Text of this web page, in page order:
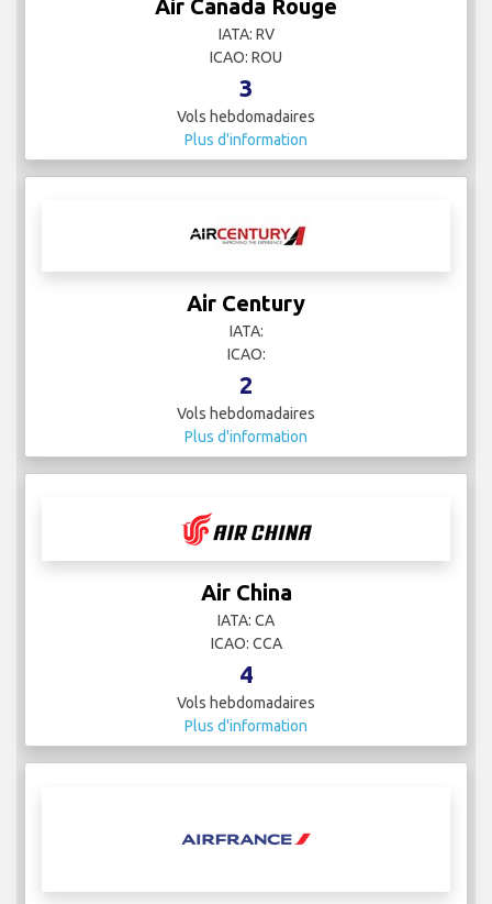
Air Canada Rouge
IATA: RV
ICAO: ROU
3
Vols hebdomadaires
Plus d'information
Air Century
IATA:
ICAO:
2
Vols hebdomadaires
Plus d'information
Air China
IATA: CA
ICAO: CCA
4
Vols hebdomadaires
Plus d'information